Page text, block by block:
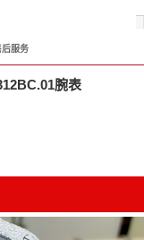
后服务
腕表